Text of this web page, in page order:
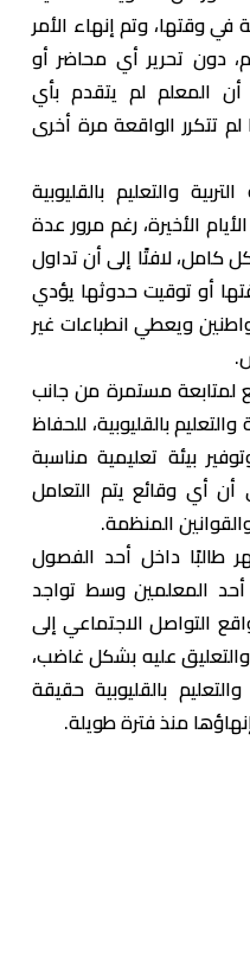
وقتها، وتم إنهاء الأمر
دون تحرير أي محاضر أو
أن المعلم لم يتقدم بأي
تتكرر الواقعة مرة أخرى
والتعليم بالقليوبية
الأخيرة، رغم مرور عدة
كامل، لافتًا إلى أن تداول
أو توقيت حدوثها يؤدي
ويعطي انطباعات غير
لمتابعة مستمرة من جانب
والتعليم بالقليوبية، للحفاظ
بيئة تعليمية مناسبة
أي وقائع يتم التعامل
المنظمة.
طالبًا داخل أحد الفصول
المعلمين وسط تواجد
التواصل الاجتماعي إلى
عليه بشكل غاضب،
بالقليوبية حقيقة
منذ فترة طويلة.